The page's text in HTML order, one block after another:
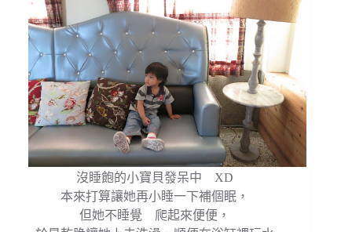
沒睡飽的小寶貝發呆中 XD
本來打算讓她再小睡一下補個眠，
但她不睡覺 爬起來便便，